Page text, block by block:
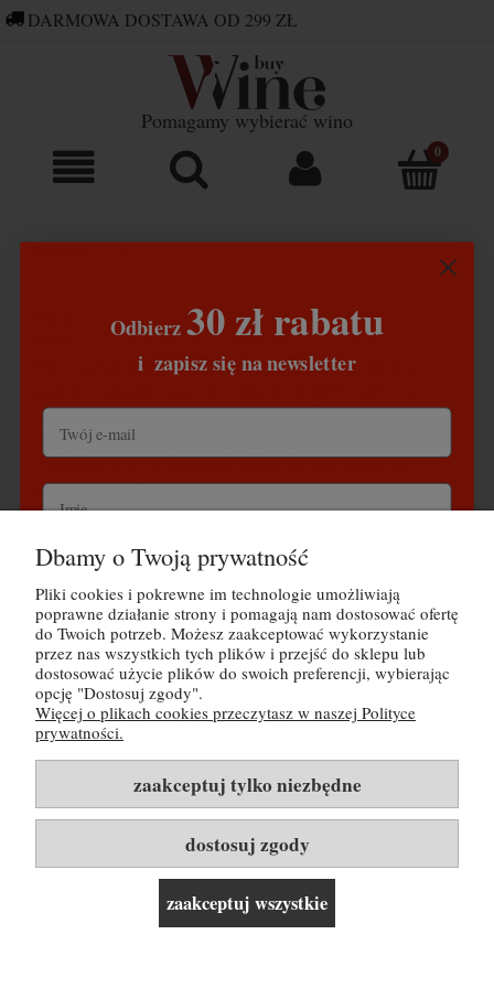
Pomagamy wybierać wino
DARMOWA DOSTAWA OD 299 ZŁ
SKLEP@BUYWINE.PL
Tuf to rodzaj skały wulkanicznej powstałej z zestalonego
cenione za dobrą przepuszczalność i zdolność do
magazynowania ciepła, co sprzyja dojrzewaniu winorośli.
Występują m.in. w regionach takich jak Kampania we
Włoszech czy Dolina Loary we Francji, wpływając na
mineralność i strukturę tamtejszych win.
POMOC
MOJE KONTO
PŁATNOŚCI I DOSTAWA
O NAS
Rozwiń listę kategorii i linków ▼
Dbamy o Twoją prywatność
Pliki cookies i pokrewne im technologie umożliwiają
poprawne działanie strony i pomagają nam dostosować ofertę
do Twoich potrzeb. Możesz zaakceptować wykorzystanie
przez nas wszystkich tych plików i przejść do sklepu lub
dostosować użycie plików do swoich preferencji, wybierając
opcję "Dostosuj zgody".
Więcej o plikach cookies przeczytasz w naszej Polityce
prywatności.
zaakceptuj tylko niezbędne
dostosuj zgody
zaakceptuj wszystkie
Odbierz30 zł rabatu
i zapisz się na newsletter
Wyrażam zgodę na przetwarzanie danych osobowych
zgodnie z polityką prywatności Buy Wine Sp. z o.o.
Odbieram kod na 30 zł rabatu
Nie, dziękuję